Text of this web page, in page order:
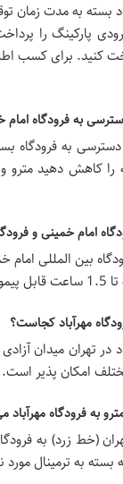
بسته به مدت زمان
پارکینگ را
کنید. برای کسب
به فرودگاه امام
به فرودگاه
را کاهش دهید
امام خمینی و
مهرآباد کجاست؟
در تهران میدان
امکان پذیر است.
به فرودگاه